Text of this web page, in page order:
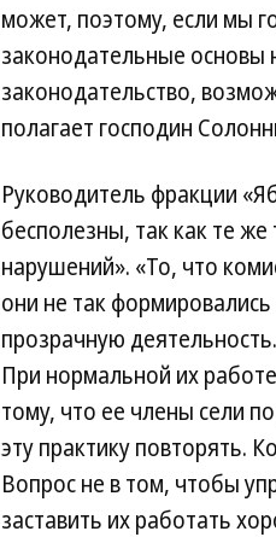
может, поэтому, если мы
законодательные основы
законодательство,
полагает господин
Руководитель фракции
бесполезны, так как те
нарушений». «То, что
они не так
прозрачную
При нормальной их
тому, что ее члены сели
эту практику повторять.
Вопрос не в том, чтобы
заставить их работать